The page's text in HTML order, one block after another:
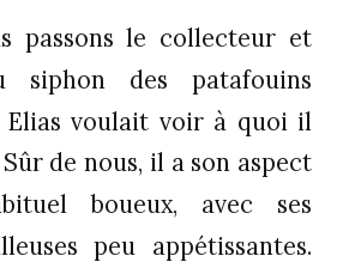
passons le collecteur et
siphon des patafouins
Elias voulait voir à quoi il
de nous, il a son aspect
boueux, avec ses
peu appétissantes.